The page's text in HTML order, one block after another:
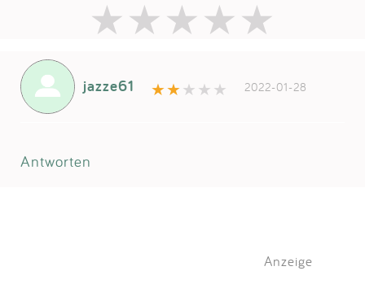
jazze61 2022-01-28
Antworten
Anzeige